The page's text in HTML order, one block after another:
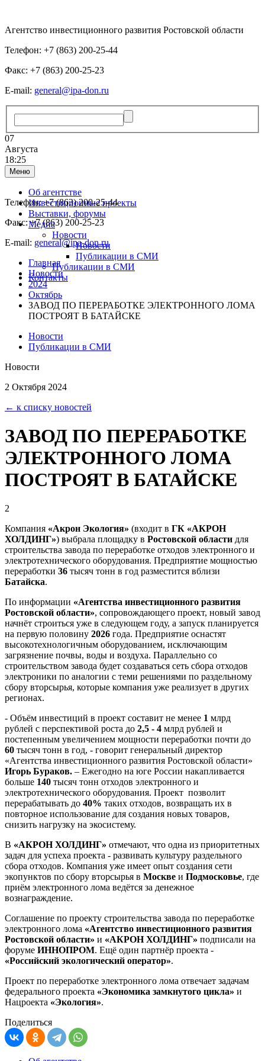
Агентство инвестиционного развития Ростовской области
Телефон: +7 (863) 200-25-44
Факс: +7 (863) 200-25-23
E-mail: general@ipa-don.ru
07
Августа
18:25
Меню
Об агентстве
Инвестиционные проекты
Выставки, форумы
Медиа
Новости
Новости
Публикации в СМИ
Публикации в СМИ
Контакты
Телефон: +7 (863) 200-25-44
Факс: +7 (863) 200-25-23
E-mail: general@ipa-don.ru
Главная
Новости
2024
Октябрь
ЗАВОД ПО ПЕРЕРАБОТКЕ ЭЛЕКТРОННОГО ЛОМА
ПОСТРОЯТ В БАТАЙСКЕ
Новости
Публикации в СМИ
Новости
2 Октября 2024
← к списку новостей
ЗАВОД ПО ПЕРЕРАБОТКЕ
ЭЛЕКТРОННОГО ЛОМА
ПОСТРОЯТ В БАТАЙСКЕ
2
Компания «Акрон Экология» (входит в ГК «АКРОН
ХОЛДИНГ») выбрала площадку в Ростовской области для
строительства завода по переработке отходов электронного и
электротехнического оборудования. Предприятие мощностью
переработки 36 тысяч тонн в год разместится вблизи
Батайска.
По информации «Агентства инвестиционного развития
Ростовской области», сопровождающего проект, новый завод
начнёт строиться уже в следующем году, а запуск планируется
на первую половину 2026 года. Предприятие оснастят
высокотехнологичным оборудованием, исключающим
загрязнение почвы, воды и воздуха. Параллельно со
строительством завода будет создаваться сеть сбора отходов
электроники по аналогии с теми решениями по раздельному
сбору вторсырья, которые компания уже реализует в других
регионах.
- Объём инвестиций в проект составит не менее 1 млрд
рублей с перспективой роста до 2,5 - 4 млрд рублей и
постепенным увеличением мощности переработки почти до
60 тысяч тонн в год, - говорит генеральный директор
«Агентства инвестиционного развития Ростовской области»
Игорь Бураков. – Ежегодно на юге России накапливается
больше 140 тысяч тонн отходов электронного и
электротехнического оборудования. Проект позволит
перерабатывать до 40% таких отходов, возвращать их в
повторное использование для создания новых товаров,
снизить нагрузку на экосистему.
В «АКРОН ХОЛДИНГ» отмечают, что одна из приоритетных
задач для успеха проекта - развивать культуру раздельного
сбора отходов. Компания уже имеет опыт создания сети
экопунктов по сбору вторсырья в Москве и Подмосковье, где
приём электронного лома ведётся за денежное
вознаграждение.
Соглашение по проекту строительства завода по переработке
электронного лома «Агентство инвестиционного развития
Ростовской области» и «АКРОН ХОЛДИНГ» подписали на
форуме ИННОПРОМ. Ещё один партнёр проекта -
«Российский экологический оператор».
Проект по переработке электронного лома отвечает задачам
федерального проекта «Экономика замкнутого цикла» и
Нацроекта «Экология».
Поделиться